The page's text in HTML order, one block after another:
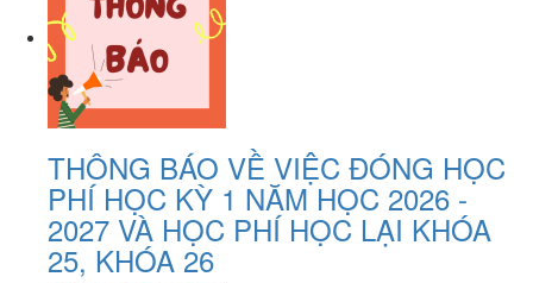
THÔNG BÁO VỀ VIỆC ĐÓNG HỌC
PHÍ HỌC KỲ 1 NĂM HỌC 2026 -
2027 VÀ HỌC PHÍ HỌC LẠI KHÓA
25, KHÓA 26